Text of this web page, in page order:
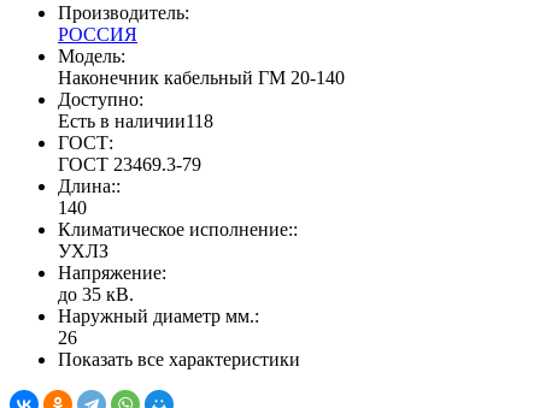
Производитель:
РОССИЯ
Модель:
Наконечник кабельный ГМ 20-140
Доступно:
Есть в наличии118
ГОСТ:
ГОСТ 23469.3-79
Длина::
140
Климатическое исполнение::
УХЛЗ
Напряжение:
до 35 кВ.
Наружный диаметр мм.:
26
Показать все характеристики